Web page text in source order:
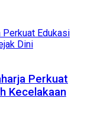
Perkuat
Kecelakaan